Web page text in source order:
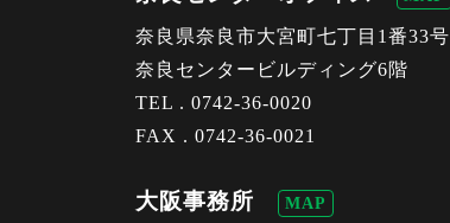
奈良県奈良市大宮町七丁目1番33号
奈良センタービルディング6階
TEL . 0742-36-0020
FAX . 0742-36-0021
大阪事務所 MAP